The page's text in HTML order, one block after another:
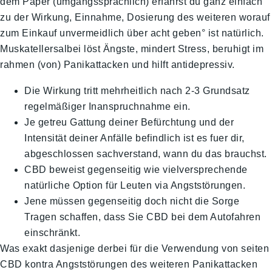
zu der Wirkung, Einnahme, Dosierung des weiteren worauf
zum Einkauf unvermeidlich über acht geben° ist natürlich.
Muskatellersalbei löst Ängste, mindert Stress, beruhigt im
rahmen (von) Panikattacken und hilft antidepressiv.
Die Wirkung tritt mehrheitlich nach 2-3 Grundsatz
regelmäßiger Inanspruchnahme ein.
Je getreu Gattung deiner Befürchtung und der
Intensität deiner Anfälle befindlich ist es fuer dir,
abgeschlossen sachverstand, wann du das brauchst.
CBD beweist gegenseitig wie vielversprechende
natürliche Option für Leuten via Angststörungen.
Jene müssen gegenseitig doch nicht die Sorge
Tragen schaffen, dass Sie CBD bei dem Autofahren
einschränkt.
Was exakt dasjenige derbei für die Verwendung von seiten
CBD kontra Angststörungen des weiteren Panikattacken